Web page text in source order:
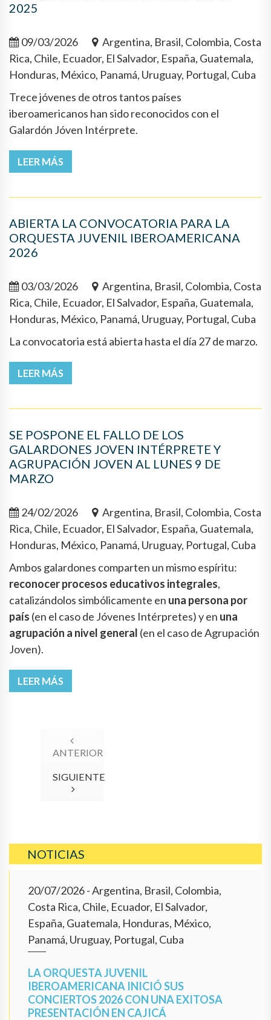
2025
09/03/2026
Argentina, Brasil, Colombia, Costa
Rica, Chile, Ecuador, El Salvador, España, Guatemala,
Honduras, México, Panamá, Uruguay, Portugal, Cuba
Trece jóvenes de otros tantos países
iberoamericanos han sido reconocidos con el
Galardón Jóven Intérprete.
LEER MÁS
ABIERTA LA CONVOCATORIA PARA LA
ORQUESTA JUVENIL IBEROAMERICANA
2026
03/03/2026
Argentina, Brasil, Colombia, Costa
Rica, Chile, Ecuador, El Salvador, España, Guatemala,
Honduras, México, Panamá, Uruguay, Portugal, Cuba
La convocatoria está abierta hasta el día 27 de marzo.
LEER MÁS
SE POSPONE EL FALLO DE LOS
GALARDONES JOVEN INTÉRPRETE Y
AGRUPACIÓN JOVEN AL LUNES 9 DE
MARZO
24/02/2026
Argentina, Brasil, Colombia, Costa
Rica, Chile, Ecuador, El Salvador, España, Guatemala,
Honduras, México, Panamá, Uruguay, Portugal, Cuba
Ambos galardones comparten un mismo espíritu:
reconocer procesos educativos integrales,
catalizándolos simbólicamente en una persona por
país (en el caso de Jóvenes Intérpretes) y en una
agrupación a nivel general (en el caso de Agrupación
Joven).
LEER MÁS
ANTERIOR
SIGUIENTE
NOTICIAS
20/07/2026- Argentina, Brasil, Colombia,
Costa Rica, Chile, Ecuador, El Salvador,
España, Guatemala, Honduras, México,
Panamá, Uruguay, Portugal, Cuba
LA ORQUESTA JUVENIL
IBEROAMERICANA INICIÓ SUS
CONCIERTOS 2026 CON UNA EXITOSA
PRESENTACIÓN EN CAJICÁ